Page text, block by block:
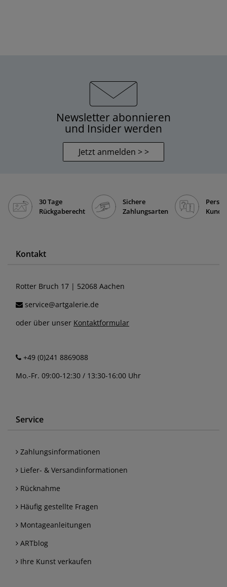
Newsletter abonnieren
und Insider werden
Jetzt anmelden > >
30 Tage
Rückgaberecht
Sichere
Zahlungsarten
Kontakt
Rotter Bruch 17 | 52068 Aachen
service@artgalerie.de
oder über unser Kontaktformular
+49 (0)241 8869088
Mo.-Fr. 09:00-12:30 / 13:30-16:00 Uhr
Service
Zahlungsinformationen
Liefer- & Versandinformationen
Rücknahme
Häufig gestellte Fragen
Montageanleitungen
ARTblog
Ihre Kunst verkaufen